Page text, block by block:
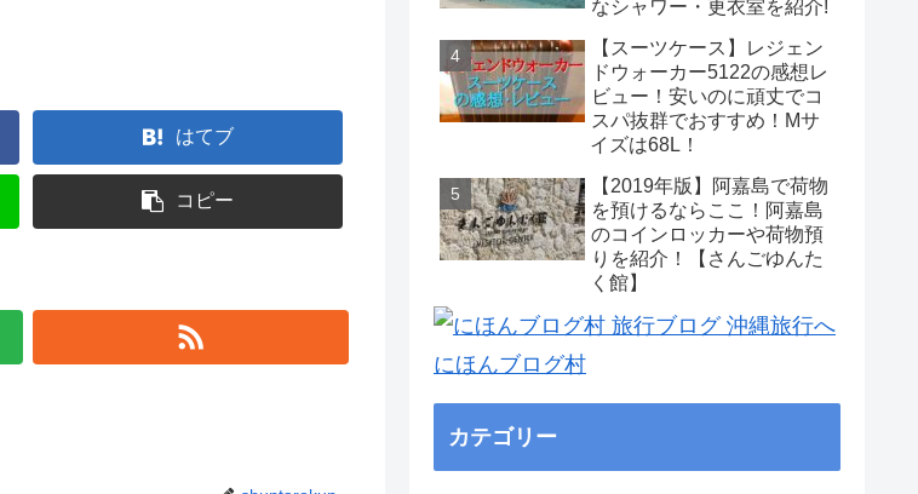
はてブ
コピー
なシャワー・更衣室を紹介!
【スーツケース】レジェン
ドウォーカー5122の感想レ
ビュー！安いのに頑丈でコ
スパ抜群でおすすめ！Mサ
イズは68L！
【2019年版】阿嘉島で荷物
を預けるならここ！阿嘉島
のコインロッカーや荷物預
りを紹介！【さんごゆんた
く館】
にほんブログ村
カテゴリー